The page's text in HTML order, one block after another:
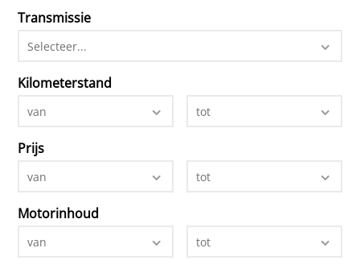
Transmissie
Selecteer...
Kilometerstand
van tot
Prijs
van tot
Motorinhoud
van tot